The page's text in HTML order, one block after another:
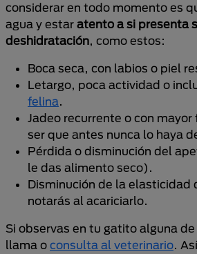
considerar en todo momento es
agua y estar atento a si presenta
deshidratación, como estos:
Boca seca, con labios o piel
Letargo, poca actividad o
felina.
Jadeo recurrente o con
ser que antes nunca lo haya
Pérdida o disminución del
le das alimento seco).
Disminución de la elasticidad
notarás al acariciarlo.
Si observas en tu gatito alguna
llama o consulta al veterinario.